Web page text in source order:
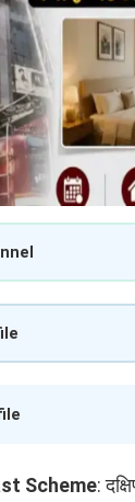
Scheme: